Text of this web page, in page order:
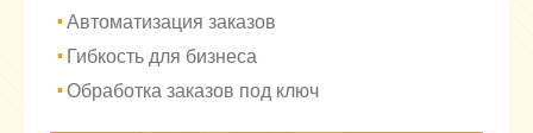
Автоматизация заказов
Гибкость для бизнеса
Обработка заказов под ключ